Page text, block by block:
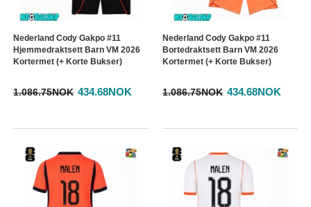
Nederland Cody Gakpo #11
Hjemmedraktsett Barn VM 2026
Kortermet (+ Korte Bukser)
1.086.75NOK 434.68NOK
Nederland Cody Gakpo #11
Bortedraktsett Barn VM 2026
Kortermet (+ Korte Bukser)
1.086.75NOK 434.68NOK